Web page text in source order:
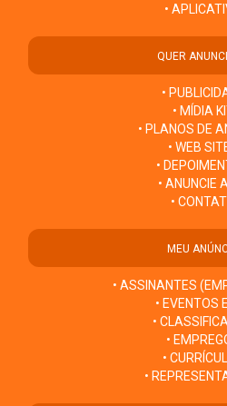
•
QUER
•
• MÍDIA
• PLANOS DE
• WEB
•
• ANUNCIE
•
MEU
• ASSINANTES
• EVENTOS
•
•
•
•